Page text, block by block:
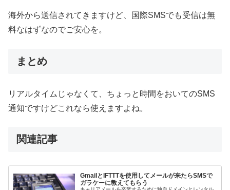
海外から送信されてきますけど、国際SMSでも受信は無
料なはずなのでご安心を。
まとめ
リアルタイムじゃなくて、ちょっと時間をおいてのSMS
通知ですけどこれなら使えますよね。
関連記事
GmailとIFTTTを使用してメールが来たらSMSで
ガラケーに教えてもらう